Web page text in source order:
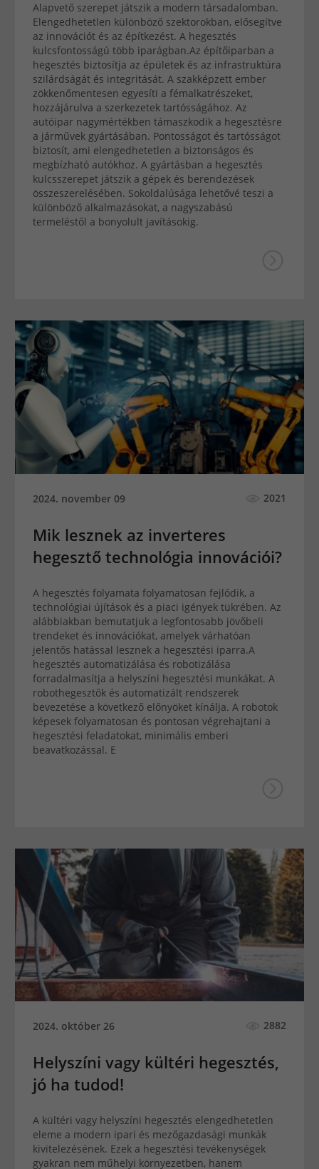
Alapvető szerepet játszik a modern társadalomban.
Elengedhetetlen különböző szektorokban, elősegítve
az innovációt és az építkezést. A hegesztés
kulcsfontosságú több iparágban.Az építőiparban a
hegesztés biztosítja az épületek és az infrastruktúra
szilárdságát és integritását. A szakképzett ember
zökkenőmentesen egyesíti a fémalkatrészeket,
hozzájárulva a szerkezetek tartósságához. Az
autóipar nagymértékben támaszkodik a hegesztésre
a járművek gyártásában. Pontosságot és tartósságot
biztosít, ami elengedhetetlen a biztonságos és
megbízható autókhoz. A gyártásban a hegesztés
kulcsszerepet játszik a gépek és berendezések
összeszerelésében. Sokoldalúsága lehetővé teszi a
különböző alkalmazásokat, a nagyszabású
termeléstől a bonyolult javításokig.
2024. november 09 2021
Mik lesznek az inverteres
hegesztő technológia innovációi?
A hegesztés folyamata folyamatosan fejlődik, a
technológiai újítások és a piaci igények tükrében. Az
alábbiakban bemutatjuk a legfontosabb jövőbeli
trendeket és innovációkat, amelyek várhatóan
jelentős hatással lesznek a hegesztési iparra.A
hegesztés automatizálása és robotizálása
forradalmasítja a helyszíni hegesztési munkákat. A
robothegesztők és automatizált rendszerek
bevezetése a következő előnyöket kínálja. A robotok
képesek folyamatosan és pontosan végrehajtani a
hegesztési feladatokat, minimális emberi
beavatkozással. E
2024. október 26 2882
Helyszíni vagy kültéri hegesztés,
jó ha tudod!
A kültéri vagy helyszíni hegesztés elengedhetetlen
eleme a modern ipari és mezőgazdasági munkák
kivitelezésének. Ezek a hegesztési tevékenységek
gyakran nem műhelyi környezetben, hanem